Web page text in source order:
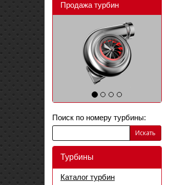
Продажа турбин
Поиск по номеру турбины:
Искать
Турбины
Каталог турбин